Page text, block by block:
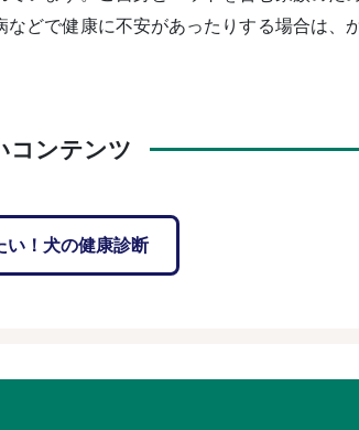
どで健康に不安があったりする場合は、
コンテンツ
い！犬の健康診断